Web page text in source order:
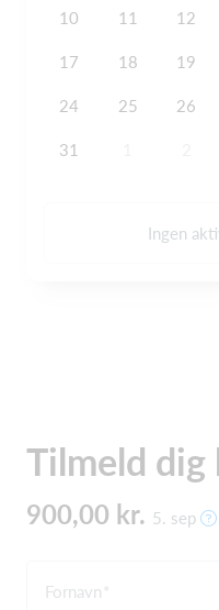
10 11 12
17 18 19
24 25 26
31
Ingen
Tilmeld dig
900,00 kr. 5. sep
Fornavn